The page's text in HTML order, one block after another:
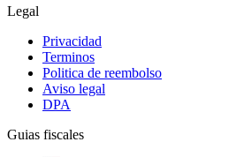
Legal
Privacidad
Terminos
Politica de reembolso
Aviso legal
DPA
Guias fiscales